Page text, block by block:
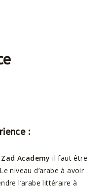
:
Zad Academy il faut être
niveau d’arabe à avoir
l’arabe littéraire à